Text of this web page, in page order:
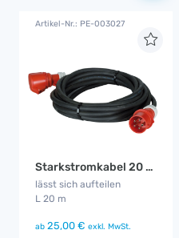
Artikel-Nr.: PE-003027
Starkstromkabel 20 m 32A
lässt sich aufteilen
L 20 m
ab 25,00 € exkl. MwSt.